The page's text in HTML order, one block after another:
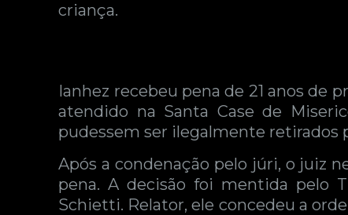
criança.
Ianhez recebeu pena de 21 anos de
atendido na Santa Case de
pudessem ser ilegalmente retirados
Após a condenação pelo júri, o juiz
pena. A decisão foi mentida pelo
Schietti. Relator, ele concedeu a